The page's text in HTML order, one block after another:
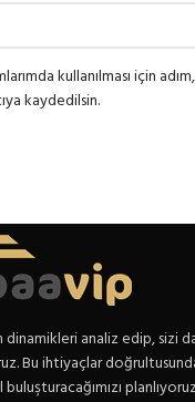
kullanılması için
kaydedilsin.
dinamikleri analiz edip, sizi
Bu ihtiyaçlar